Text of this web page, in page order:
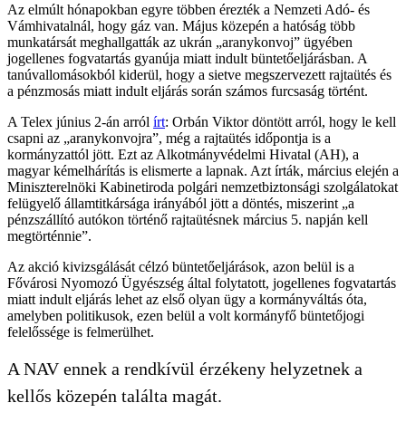
Az elmúlt hónapokban egyre többen érezték a Nemzeti Adó- és
Vámhivatalnál, hogy gáz van. Május közepén a hatóság több
munkatársát meghallgatták az ukrán „aranykonvoj” ügyében
jogellenes fogvatartás gyanúja miatt indult büntetőeljárásban. A
tanúvallomásokból kiderül, hogy a sietve megszervezett rajtaütés és
a pénzmosás miatt indult eljárás során számos furcsaság történt.
A Telex június 2-án arról írt: Orbán Viktor döntött arról, hogy le kell
csapni az „aranykonvojra”, még a rajtaütés időpontja is a
kormányzattól jött. Ezt az Alkotmányvédelmi Hivatal (AH), a
magyar kémelhárítás is elismerte a lapnak. Azt írták, március elején a
Miniszterelnöki Kabinetiroda polgári nemzetbiztonsági szolgálatokat
felügyelő államtitkársága irányából jött a döntés, miszerint „a
pénzszállító autókon történő rajtaütésnek március 5. napján kell
megtörténnie”.
Az akció kivizsgálását célzó büntetőeljárások, azon belül is a
Fővárosi Nyomozó Ügyészség által folytatott, jogellenes fogvatartás
miatt indult eljárás lehet az első olyan ügy a kormányváltás óta,
amelyben politikusok, ezen belül a volt kormányfő büntetőjogi
felelőssége is felmerülhet.
A NAV ennek a rendkívül érzékeny helyzetnek a
kellős közepén találta magát.